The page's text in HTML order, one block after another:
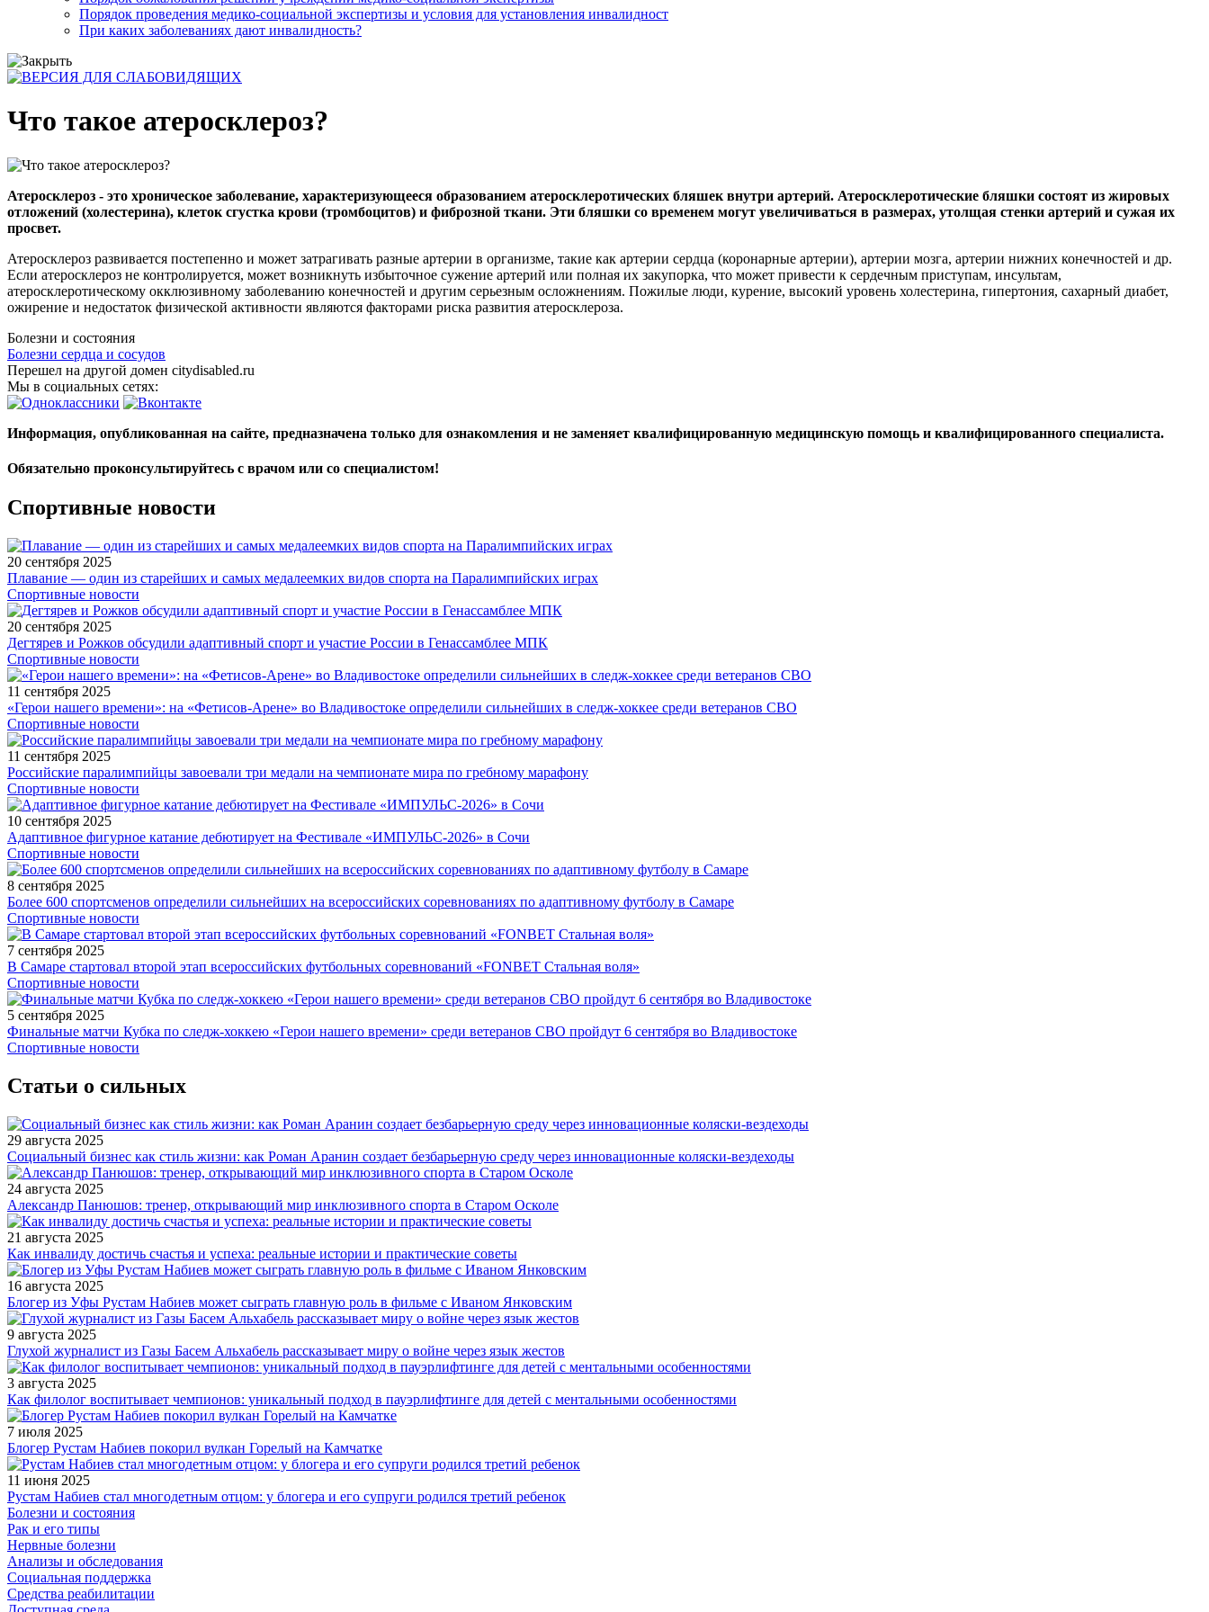
Порядок проведения медико-социальной экспертизы и условия для установления инвалидност
При каких заболеваниях дают инвалидность?
Что такое атеросклероз?
Атеросклероз - это хроническое заболевание, характеризующееся образованием атеросклеротических бляшек внутри артерий. Атеросклеротические бляшки состоят из жировых
отложений (холестерина), клеток сгустка крови (тромбоцитов) и фиброзной ткани. Эти бляшки со временем могут увеличиваться в размерах, утолщая стенки артерий и сужая их
просвет.
Атеросклероз развивается постепенно и может затрагивать разные артерии в организме, такие как артерии сердца (коронарные артерии), артерии мозга, артерии нижних конечностей и др.
Если атеросклероз не контролируется, может возникнуть избыточное сужение артерий или полная их закупорка, что может привести к сердечным приступам, инсультам,
атеросклеротическому окклюзивному заболеванию конечностей и другим серьезным осложнениям. Пожилые люди, курение, высокий уровень холестерина, гипертония, сахарный диабет,
ожирение и недостаток физической активности являются факторами риска развития атеросклероза.
Болезни и состояния
Болезни сердца и сосудов
Перешел на другой домен citydisabled.ru
Мы в социальных сетях:
Информация, опубликованная на сайте, предназначена только для ознакомления и не заменяет квалифицированную медицинскую помощь и квалифицированного специалиста.
Обязательно проконсультируйтесь с врачом или со специалистом!
Спортивные новости
20 сентября 2025
Плавание — один из старейших и самых медалеемких видов спорта на Паралимпийских играх
Спортивные новости
20 сентября 2025
Дегтярев и Рожков обсудили адаптивный спорт и участие России в Генассамблее МПК
Спортивные новости
11 сентября 2025
«Герои нашего времени»: на «Фетисов-Арене» во Владивостоке определили сильнейших в следж-хоккее среди ветеранов СВО
Спортивные новости
11 сентября 2025
Российские паралимпийцы завоевали три медали на чемпионате мира по гребному марафону
Спортивные новости
10 сентября 2025
Адаптивное фигурное катание дебютирует на Фестивале «ИМПУЛЬС-2026» в Сочи
Спортивные новости
8 сентября 2025
Более 600 спортсменов определили сильнейших на всероссийских соревнованиях по адаптивному футболу в Самаре
Спортивные новости
7 сентября 2025
В Самаре стартовал второй этап всероссийских футбольных соревнований «FONBET Стальная воля»
Спортивные новости
5 сентября 2025
Финальные матчи Кубка по следж-хоккею «Герои нашего времени» среди ветеранов СВО пройдут 6 сентября во Владивостоке
Спортивные новости
Статьи о сильных
29 августа 2025
Социальный бизнес как стиль жизни: как Роман Аранин создает безбарьерную среду через инновационные коляски-вездеходы
24 августа 2025
Александр Панюшов: тренер, открывающий мир инклюзивного спорта в Старом Осколе
21 августа 2025
Как инвалиду достичь счастья и успеха: реальные истории и практические советы
16 августа 2025
Блогер из Уфы Рустам Набиев может сыграть главную роль в фильме с Иваном Янковским
9 августа 2025
Глухой журналист из Газы Басем Альхабель рассказывает миру о войне через язык жестов
3 августа 2025
Как филолог воспитывает чемпионов: уникальный подход в пауэрлифтинге для детей с ментальными особенностями
7 июля 2025
Блогер Рустам Набиев покорил вулкан Горелый на Камчатке
11 июня 2025
Рустам Набиев стал многодетным отцом: у блогера и его супруги родился третий ребенок
Болезни и состояния
Рак и его типы
Нервные болезни
Анализы и обследования
Социальная поддержка
Средства реабилитации